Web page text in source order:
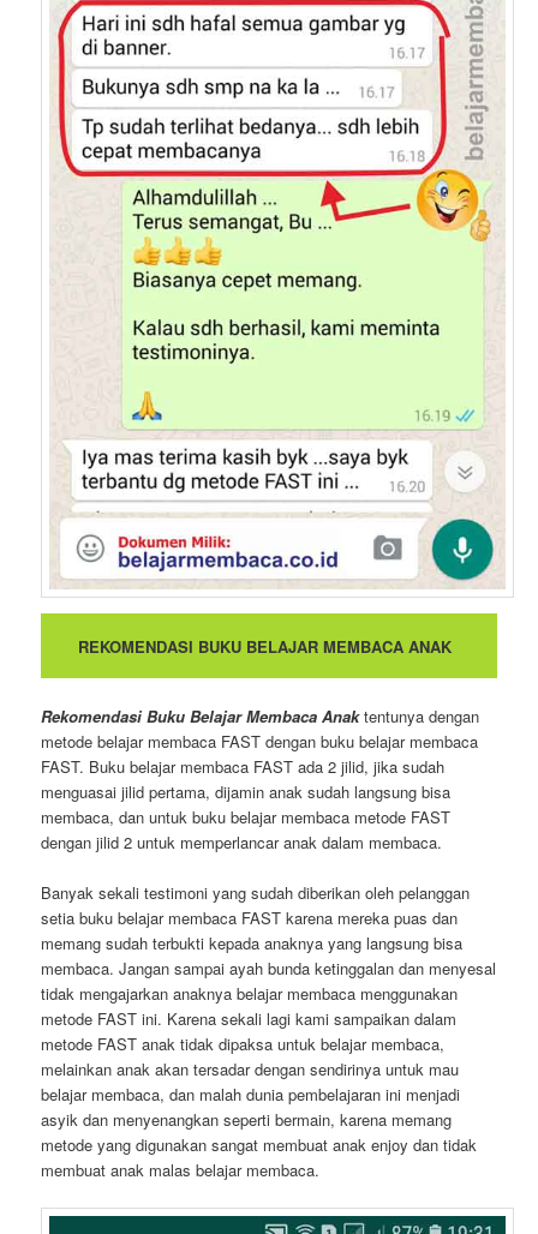
REKOMENDASI BUKU BELAJAR MEMBACA ANAK
Rekomendasi Buku Belajar Membaca Anaktentunya dengan
metode belajar membaca FAST dengan buku belajar membaca
FAST. Buku belajar membaca FAST ada 2 jilid, jika sudah
menguasai jilid pertama, dijamin anak sudah langsung bisa
membaca, dan untuk buku belajar membaca metode FAST
dengan jilid 2 untuk memperlancar anak dalam membaca.
Banyak sekali testimoni yang sudah diberikan oleh pelanggan
setia buku belajar membaca FAST karena mereka puas dan
memang sudah terbukti kepada anaknya yang langsung bisa
membaca. Jangan sampai ayah bunda ketinggalan dan menyesal
tidak mengajarkan anaknya belajar membaca menggunakan
metode FAST ini. Karena sekali lagi kami sampaikan dalam
metode FAST anak tidak dipaksa untuk belajar membaca,
melainkan anak akan tersadar dengan sendirinya untuk mau
belajar membaca, dan malah dunia pembelajaran ini menjadi
asyik dan menyenangkan seperti bermain, karena memang
metode yang digunakan sangat membuat anak enjoy dan tidak
membuat anak malas belajar membaca.